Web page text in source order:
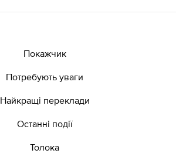
Покажчик
Потребують уваги
Найкращі переклади
Останні події
Толока